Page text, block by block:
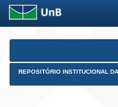
Skip
REPOSITÓRIO INSTITUCIONAL